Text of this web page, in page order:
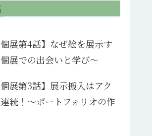
個展第4話】なぜ絵を展示す
展での出会いと学び～
個展第3話】展示搬入はアク
続！～ポートフォリオの作